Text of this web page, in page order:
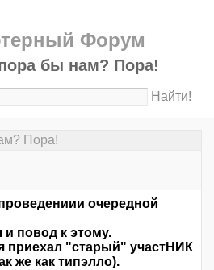
Форум
бы нам? Пора!
Найти!
Пора!
очередной
и повод к этому.
приехал "старый" участНИК
же как типэлло).